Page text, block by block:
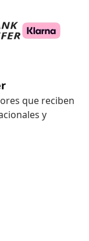
que reciben
y